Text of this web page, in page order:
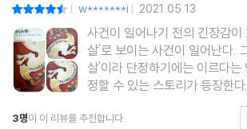
imo Circulo]에 이 소설을 포함시키기도 했으
켈만 감독에 의해 이 작품이 텔레비전 영화로
| w*******i | 2021.05.13
사건이 일어나기 전의 긴장감이
살'로 보이는 사건이 일어난다.
살'이라 단정하기에는 이르다는
정할 수 있는 스토리가 등장한
계속에 화자로 등장하는 남작
된다.그럴만한 이유가 충분해 보
3명이 이 리뷰를 추천합니다.